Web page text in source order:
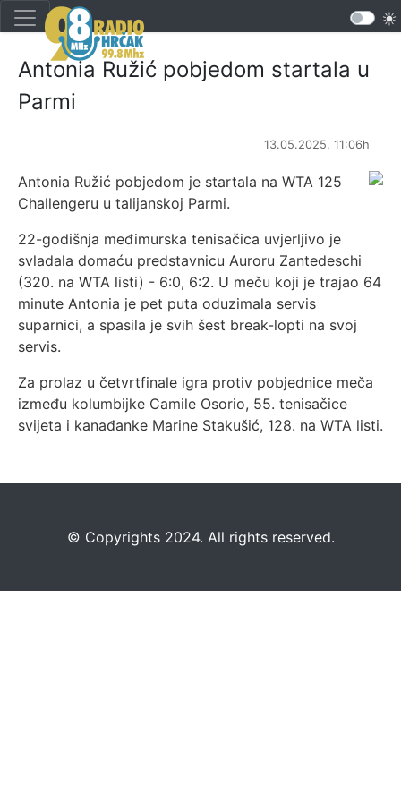
Antonia Ružić pobjedom startala u
Parmi
13.05.2025. 11:06h
Antonia Ružić pobjedom je startala na WTA 125
Challengeru u talijanskoj Parmi.
22-godišnja međimurska tenisačica uvjerljivo je
svladala domaću predstavnicu Auroru Zantedeschi
(320. na WTA listi) - 6:0, 6:2. U meču koji je trajao 64
minute Antonia je pet puta oduzimala servis
suparnici, a spasila je svih šest break-lopti na svoj
servis.
Za prolaz u četvrtfinale igra protiv pobjednice meča
između kolumbijke Camile Osorio, 55. tenisačice
svijeta i kanađanke Marine Stakušić, 128. na WTA listi.
©️ Copyrights 2024. All rights reserved.